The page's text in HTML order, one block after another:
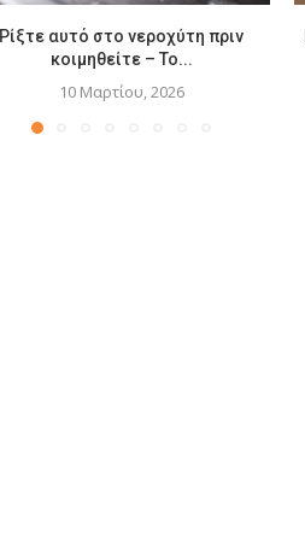
Ρίξτε αυτό στο νεροχύτη πριν
κοιμηθείτε – Το...
10 Μαρτίου, 2026